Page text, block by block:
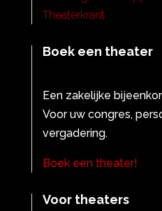
Theaterkrant
Boek een theater
Een zakelijke
Voor uw congres,
vergadering.
Boek een theater!
Voor theaters